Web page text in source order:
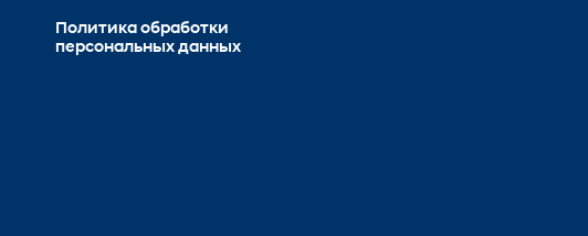
Политика обработки
персональных данных